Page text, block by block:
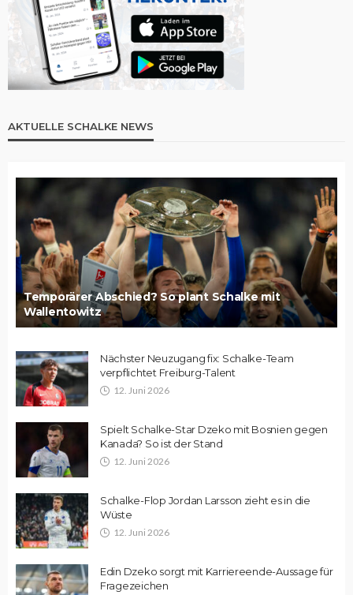
AKTUELLE SCHALKE NEWS
Temporärer Abschied? So plant Schalke mit
Wallentowitz
Nächster Neuzugang fix: Schalke-Team
verpflichtet Freiburg-Talent
12. Juni 2026
Spielt Schalke-Star Dzeko mit Bosnien gegen
Kanada? So ist der Stand
12. Juni 2026
Schalke-Flop Jordan Larsson zieht es in die
Wüste
12. Juni 2026
Edin Dzeko sorgt mit Karriereende-Aussage für
Fragezeichen